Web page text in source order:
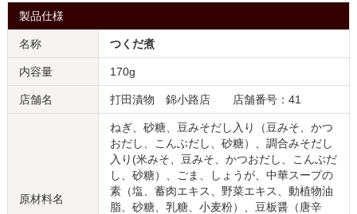
製品仕様
名称 つくだ煮
内容量 170g
店舗名 打田漬物 錦小路店 店舗番号：41
原材料名
ねぎ、砂糖、豆みそだし入り（豆みそ、かつ
おだし、こんぶだし、砂糖）、調合みそだし
入り(米みそ、豆みそ、かつおだし、こんぶだ
し、砂糖）、ごま、しょうが、中華スープの
素（塩、蓄肉エキス、野菜エキス、動植物油
脂、砂糖、乳糖、小麦粉）、豆板醤（唐辛